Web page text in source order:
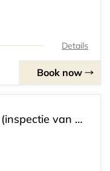
Details
Book now
Medische pedicure (inspectie van de voeten, desinfectie van de voetMedische pedicure (esthetische + veel eelt verwijderen, likdoorns verwijderen, behandeling schimmelnagel, behandeling verdikte nagel of trauma nagel, voetcrème aanbrengen.)